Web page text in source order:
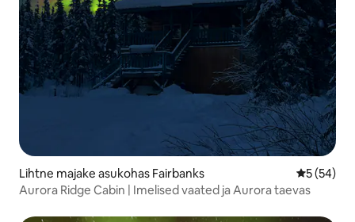
Lihtne majake asukohas Fairbanks Keskmine
5 (54)
Aurora Ridge Cabin | Imelised vaated ja Aurora taevas